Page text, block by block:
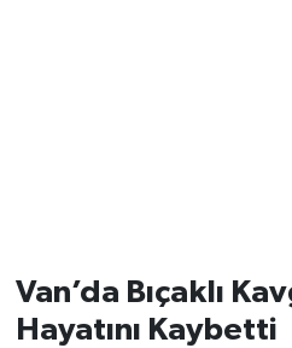
Van’da Bıçaklı
Hayatını Kaybetti